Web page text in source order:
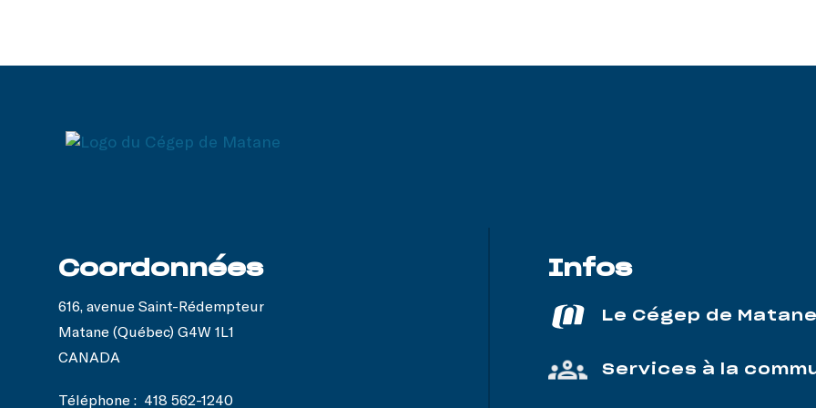
Coordonnées
616, avenue Saint-Rédempteur
Matane (Québec) G4W 1L1
CANADA
Téléphone : 418 562-1240
Infos
Le Cégep de Matane
Services à la